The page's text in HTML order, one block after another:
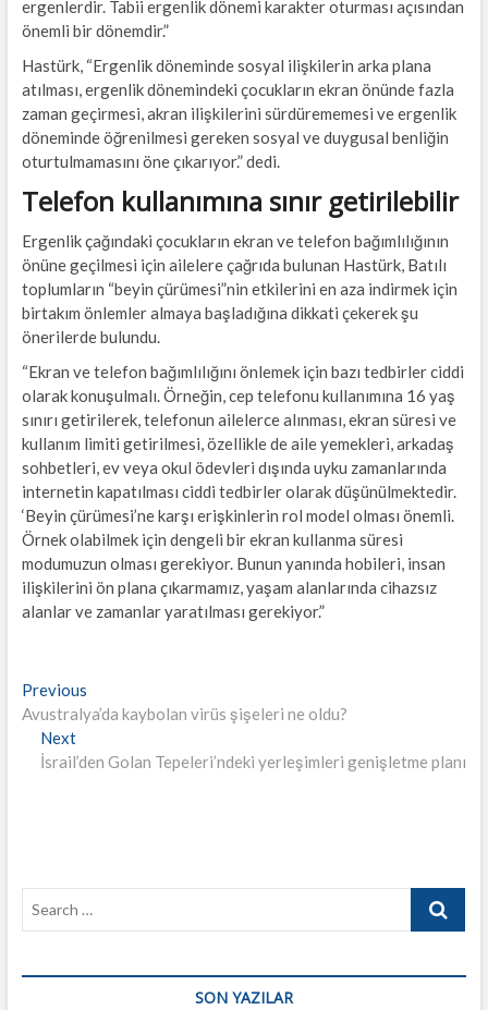
ergenlerdir. Tabii ergenlik dönemi karakter oturması açısından
önemli bir dönemdir.”
Hastürk, “Ergenlik döneminde sosyal ilişkilerin arka plana
atılması, ergenlik dönemindeki çocukların ekran önünde fazla
zaman geçirmesi, akran ilişkilerini sürdürememesi ve ergenlik
döneminde öğrenilmesi gereken sosyal ve duygusal benliğin
oturtulmamasını öne çıkarıyor.” dedi.
Telefon kullanımına sınır getirilebilir
Ergenlik çağındaki çocukların ekran ve telefon bağımlılığının
önüne geçilmesi için ailelere çağrıda bulunan Hastürk, Batılı
toplumların “beyin çürümesi”nin etkilerini en aza indirmek için
birtakım önlemler almaya başladığına dikkati çekerek şu
önerilerde bulundu.
“Ekran ve telefon bağımlılığını önlemek için bazı tedbirler ciddi
olarak konuşulmalı. Örneğin, cep telefonu kullanımına 16 yaş
sınırı getirilerek, telefonun ailelerce alınması, ekran süresi ve
kullanım limiti getirilmesi, özellikle de aile yemekleri, arkadaş
sohbetleri, ev veya okul ödevleri dışında uyku zamanlarında
internetin kapatılması ciddi tedbirler olarak düşünülmektedir.
‘Beyin çürümesi’ne karşı erişkinlerin rol model olması önemli.
Örnek olabilmek için dengeli bir ekran kullanma süresi
modumuzun olması gerekiyor. Bunun yanında hobileri, insan
ilişkilerini ön plana çıkarmamız, yaşam alanlarında cihazsız
alanlar ve zamanlar yaratılması gerekiyor.”
Yazı
gezinmesi
PreviousPrevious
post:
Avustralya’da kaybolan virüs şişeleri ne oldu?
NextNext
post:
İsrail’den Golan Tepeleri’ndeki yerleşimleri genişletme planı
Search
SON YAZILAR